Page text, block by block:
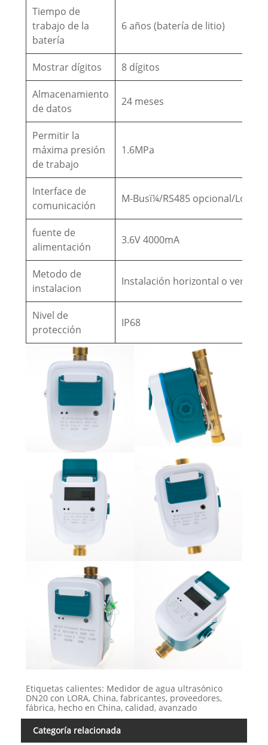
Tiempo de
trabajo de la
batería
6 años (batería de litio)
Mostrar dígitos 8 dígitos
Almacenamiento
de datos
24 meses
Permitir la
máxima presión
de trabajo
1.6MPa
Interface de
comunicación
M-Busï¼/RS485 opcional/Lora/
fuente de
alimentación
3.6V 4000mA
Metodo de
instalacion
Instalación horizontal o vertical
Nivel de
protección
IP68
Etiquetas calientes: Medidor de agua ultrasónico
DN20 con LORA, China, fabricantes, proveedores,
fábrica, hecho en China, calidad, avanzado
Categoría relacionada